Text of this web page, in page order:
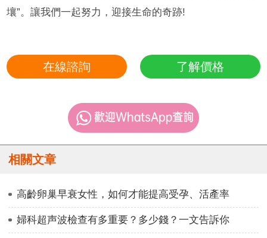
壤”。讓我們一起努力，迎接生命的奇跡!
在線諮詢 了解價格
相關文章
高齡卵巢早衰女性，如何才能提高受孕、活產率
婦科超声波檢查有多重要？多少錢？一文告訴你